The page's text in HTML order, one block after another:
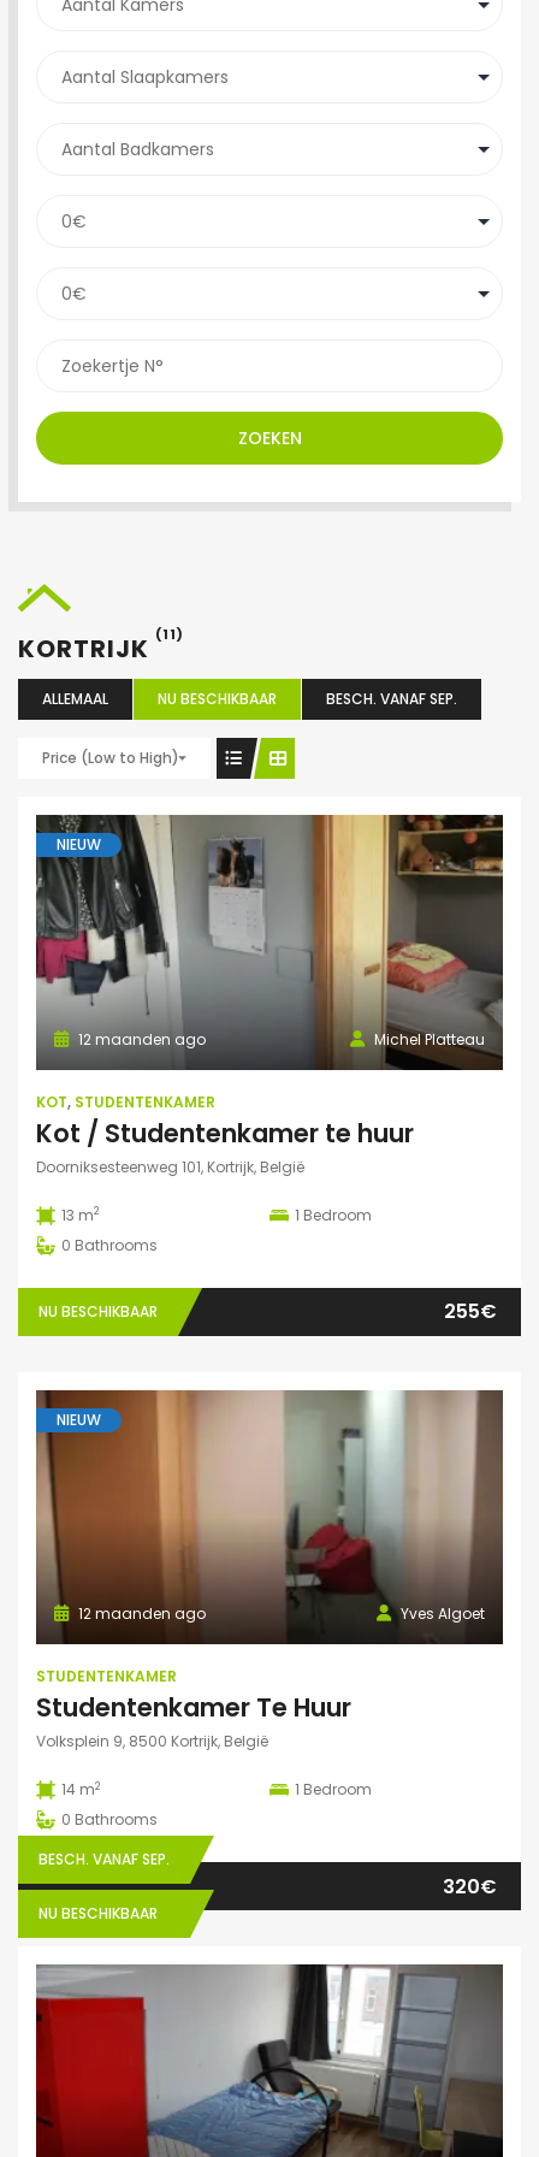
ZOEKEN
KORTRIJK (11)
ALLEMAAL NU BESCHIKBAAR BESCH. VANAF SEP.
Price (Low to High)
NIEUW
Michel Platteau
12 maanden ago
KOT, STUDENTENKAMER
Kot / Studentenkamer te huur
Doorniksesteenweg 101, Kortrijk, België
13 m2 1 Bedroom
0 Bathrooms
NU BESCHIKBAAR 255€
NIEUW
Yves Algoet
12 maanden ago
STUDENTENKAMER
Studentenkamer Te Huur
Volksplein 9, 8500 Kortrijk, België
14 m2 1 Bedroom
0 Bathrooms
BESCH. VANAF SEP.
NU BESCHIKBAAR
320€